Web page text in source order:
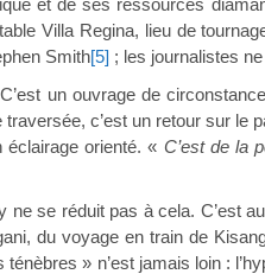
et de ses ressources
Villa Regina, lieu de
Smith[5] ; les journalistes
un ouvrage de
c’est un retour sur le
orienté. « C’est de la
se réduit pas à cela. C’est
du voyage en train de
» n’est jamais loin :